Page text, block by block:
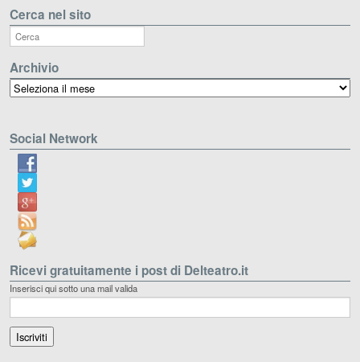
Cerca nel sito
Archivio
Archivio
Social Network
Ricevi gratuitamente i post di Delteatro.it
Inserisci qui sotto una mail valida